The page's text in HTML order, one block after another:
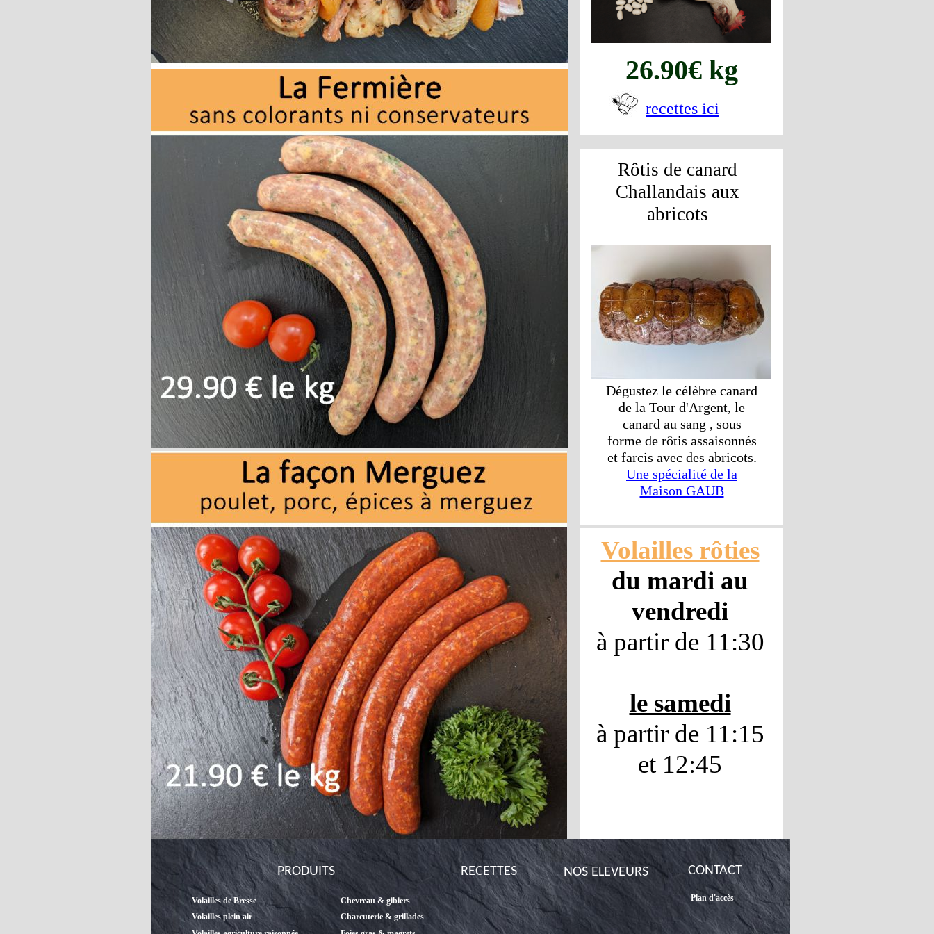
Volailles rôties
du mardi au
vendredi
à partir de 11:30
le samedi
à partir de 11:15
et 12:45
Rôtis de canard
Challandais aux
abricots
recettes ici
26.90€ kg
Dégustez le célèbre canard
de la Tour d'Argent, le
canard au sang , sous
forme de rôtis assaisonnés
et farcis avec des abricots.
Une spécialité de la
Maison GAUB
NOS ELEVEURS
RECETTES
Plan d'accès
Chevreau & gibiers
Charcuterie & grillades
Volailles de Bresse
Volailles plein air
CONTACT
PRODUITS